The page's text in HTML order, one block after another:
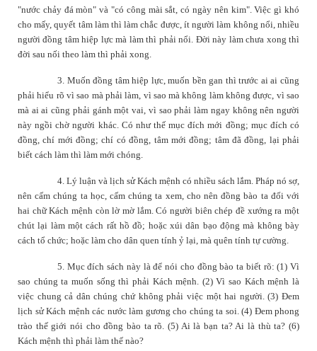
"nước chảy đá mòn" và "có công mài sắt, có ngày nên kim". Việc gì khó
cho mấy, quyết tâm làm thì làm chắc được, ít người làm không nổi, nhiều
người đồng tâm hiệp lực mà làm thì phải nổi. Đời này làm chưa xong thì
đời sau nối theo làm thì phải xong.
3. Muốn đồng tâm hiệp lực, muốn bền gan thì trước ai ai cũng
phải hiểu rõ vì sao mà phải làm, vì sao mà không làm không được, vì sao
mà ai ai cũng phải gánh một vai, vì sao phải làm ngay không nên người
này ngồi chờ người khác. Có như thế mục đích mới đồng; mục đích có
đồng, chí mới đồng; chí có đồng, tâm mới đồng; tâm đã đồng, lại phải
biết cách làm thì làm mới chóng.
4. Lý luận và lịch sử Kách mệnh có nhiều sách lắm. Pháp nó sợ,
nên cấm chúng ta học, cấm chúng ta xem, cho nên đồng bào ta đối với
hai chữ Kách mệnh còn lờ mờ lắm. Có người biên chép đề xướng ra một
chút lại làm một cách rất hồ đồ; hoặc xúi dân bạo động mà không bày
cách tổ chức; hoặc làm cho dân quen tính ỷ lại, mà quên tính tự cường.
5. Mục đích sách này là để nói cho đồng bào ta biết rõ: (1) Vì
sao chúng ta muốn sống thì phải Kách mệnh. (2) Vì sao Kách mệnh là
việc chung cả dân chúng chứ không phải việc một hai người. (3) Đem
lịch sử Kách mệnh các nước làm gương cho chúng ta soi. (4) Đem phong
trào thế giới nói cho đồng bào ta rõ. (5) Ai là bạn ta? Ai là thù ta? (6)
Kách mệnh thì phải làm thế nào?